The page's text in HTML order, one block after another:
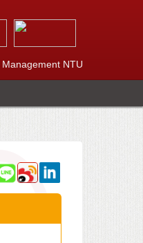
Management NTU